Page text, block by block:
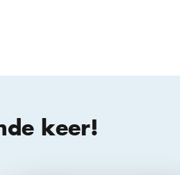
keer!